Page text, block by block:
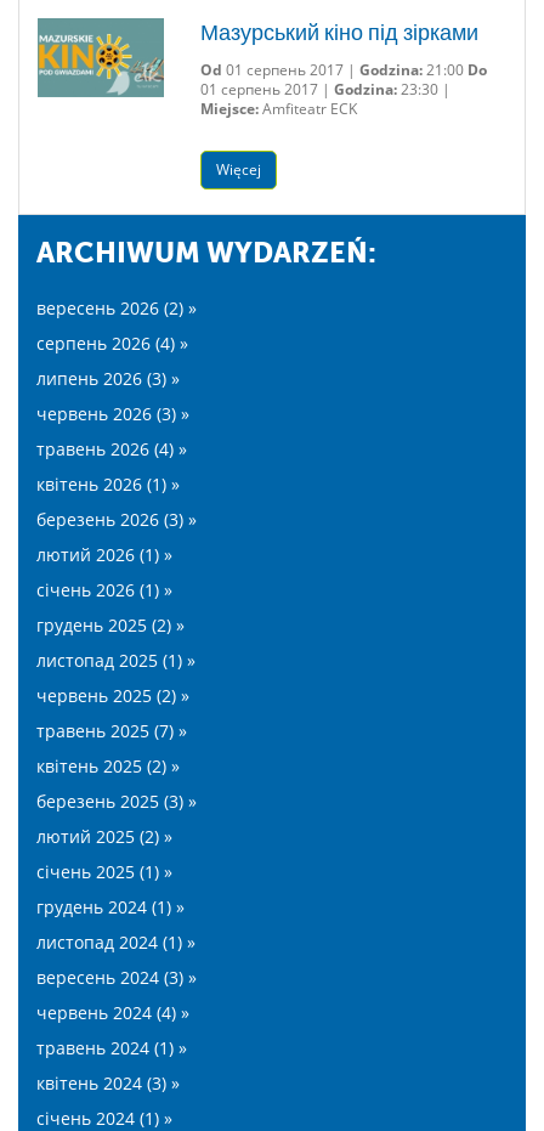
Мазурський кіно під зірками
Od 01 серпень 2017 | Godzina:21:00 Do
01 серпень 2017 | Godzina:23:30 |
Miejsce:Amfiteatr ECK
Więcej
ARCHIWUM WYDARZEŃ:
вересень 2026 (2) »
серпень 2026 (4) »
липень 2026 (3) »
червень 2026 (3) »
травень 2026 (4) »
квітень 2026 (1) »
березень 2026 (3) »
лютий 2026 (1) »
січень 2026 (1) »
грудень 2025 (2) »
листопад 2025 (1) »
червень 2025 (2) »
травень 2025 (7) »
квітень 2025 (2) »
березень 2025 (3) »
лютий 2025 (2) »
січень 2025 (1) »
грудень 2024 (1) »
листопад 2024 (1) »
вересень 2024 (3) »
червень 2024 (4) »
травень 2024 (1) »
квітень 2024 (3) »
січень 2024 (1) »